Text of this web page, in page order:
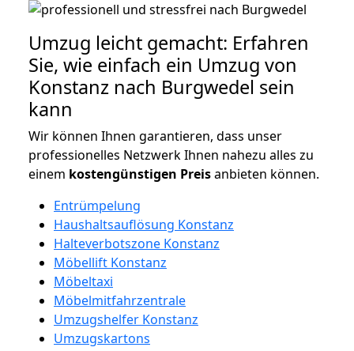
Umzug leicht gemacht: Erfahren
Sie, wie einfach ein Umzug von
Konstanz nach Burgwedel sein
kann
Wir können Ihnen garantieren, dass unser
professionelles Netzwerk Ihnen nahezu alles zu
einem kostengünstigen Preisanbieten können.
Entrümpelung
Haushaltsauflösung Konstanz
Halteverbotszone Konstanz
Möbellift Konstanz
Möbeltaxi
Möbelmitfahrzentrale
Umzugshelfer Konstanz
Umzugskartons